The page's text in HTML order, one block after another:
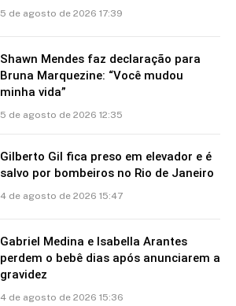
5 de agosto de 2026 17:39
Shawn Mendes faz declaração para
Bruna Marquezine: “Você mudou
minha vida”
5 de agosto de 2026 12:35
Gilberto Gil fica preso em elevador e é
salvo por bombeiros no Rio de Janeiro
4 de agosto de 2026 15:47
Gabriel Medina e Isabella Arantes
perdem o bebê dias após anunciarem a
gravidez
4 de agosto de 2026 15:36